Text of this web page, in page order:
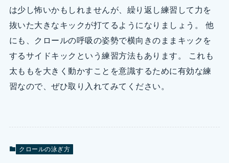
は少し怖いかもしれませんが、繰り返し練習して力を
抜いた大きなキックが打てるようになりましょう。 他
にも、クロールの呼吸の姿勢で横向きのままキックを
するサイドキックという練習方法もあります。 これも
太ももを大きく動かすことを意識するために有効な練
習なので、ぜひ取り入れてみてください。
クロールの泳ぎ方